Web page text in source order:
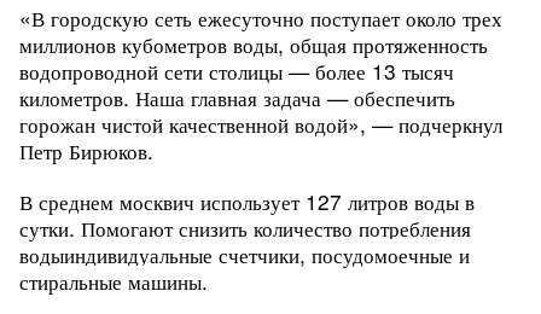
«В городскую сеть ежесуточно поступает около трех
миллионов кубометров воды, общая протяженность
водопроводной сети столицы — более 13 тысяч
километров. Наша главная задача — обеспечить
горожан чистой качественной водой», — подчеркнул
Петр Бирюков.
В среднем москвич использует 127 литров воды в
сутки. Помогают снизить количество потребления
водыиндивидуальные счетчики, посудомоечные и
стиральные машины.